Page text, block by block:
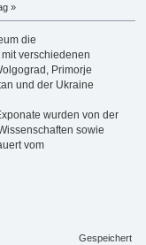
»
die
verschiedenen
Primorje
und der Ukraine
wurden von der
sowie
vom
Gespeichert